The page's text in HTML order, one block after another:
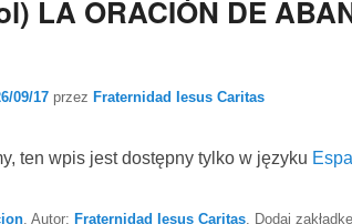
LA ORACIÓN DE
09/17 przez Fraternidad Iesus Caritas
ten wpis jest dostępny tylko w języku
. Autor: Fraternidad Iesus Caritas . Dodaj